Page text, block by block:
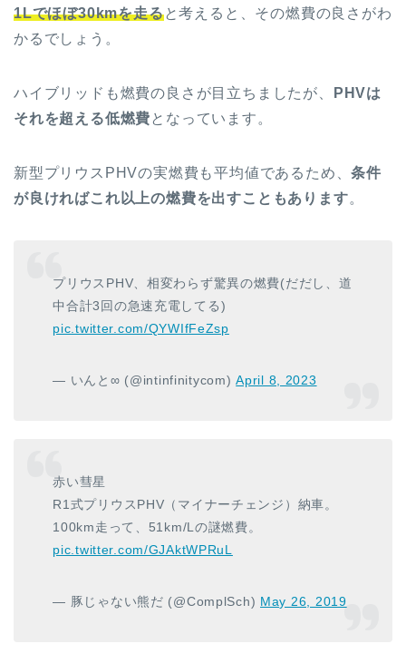
1Lでほぼ30kmを走ると考えると、その燃費の良さがわ
かるでしょう。
ハイブリッドも燃費の良さが目立ちましたが、
PHVは
それを超える低燃費 となっています。
新型プリウスPHVの実燃費も平均値であるため、条件
が良ければこれ以上の燃費を出すこともあります。
プリウスPHV、相変わらず驚異の燃費(だだし、道
中合計3回の急速充電してる)
pic.twitter.com/QYWIfFeZsp
— いんと∞ (@intinfinitycom)April 8, 2023
赤い彗星
R1式プリウスPHV（マイナーチェンジ）納車。
100km走って、51km/Lの謎燃費。
pic.twitter.com/GJAktWPRuL
— 豚じゃない熊だ (@ComplSch) May 26, 2019